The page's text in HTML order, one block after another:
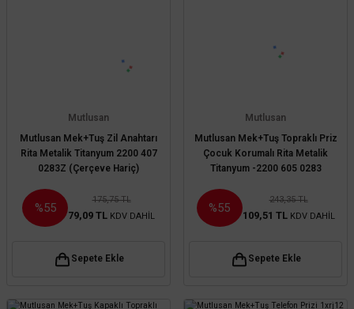
Mutlusan
Mutlusan Mek+Tuş Zil Anahtarı
Rita Metalik Titanyum 2200 407
0283Z (Çerçeve Hariç)
%55
175,75 TL
79,09 TL KDV DAHİL
Sepete Ekle
Mutlusan
Mutlusan Mek+Tuş Topraklı Priz
Çocuk Korumalı Rita Metalik
Titanyum -2200 605 0283
%55
243,35 TL
109,51 TL KDV DAHİL
Sepete Ekle